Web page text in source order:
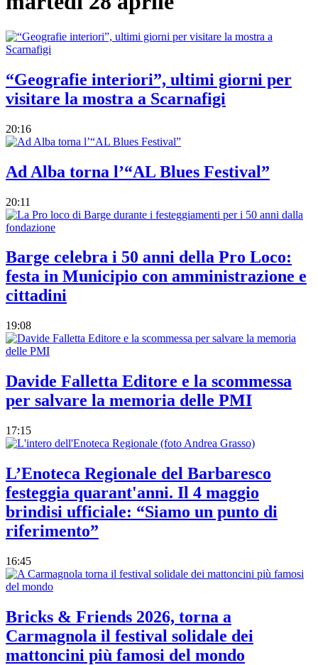
“Geografie interiori”, ultimi giorni per
visitare la mostra a Scarnafigi
20:16
Ad Alba torna l’“AL Blues Festival”
20:11
Barge celebra i 50 anni della Pro Loco:
festa in Municipio con amministrazione e
cittadini
19:08
Davide Falletta Editore e la scommessa
per salvare la memoria delle PMI
17:15
L’Enoteca Regionale del Barbaresco
festeggia quarant'anni. Il 4 maggio
brindisi ufficiale: “Siamo un punto di
riferimento”
16:45
Bricks & Friends 2026, torna a
Carmagnola il festival solidale dei
mattoncini più famosi del mondo